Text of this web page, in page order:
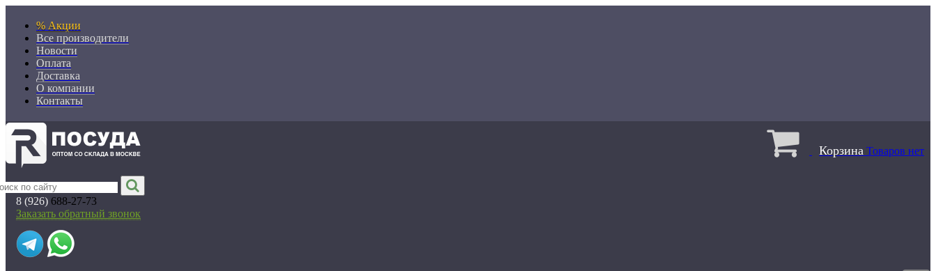
% Акции
Все производители
Новости
Оплата
Доставка
О компании
Контакты
Корзина Товаров нет
8 (926) 688-27-73
Заказать обратный звонок